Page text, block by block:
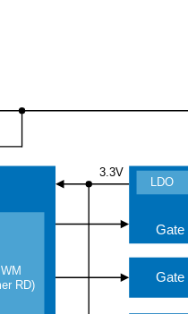
Gate
3.3V
Gate
LDO
RD)